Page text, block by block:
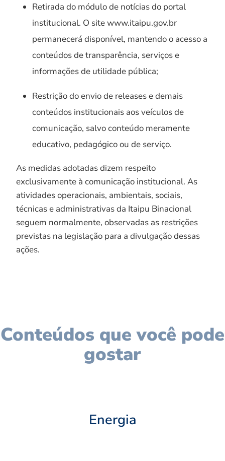
Retirada do módulo de notícias do portal
institucional. O site www.itaipu.gov.br
permanecerá disponível, mantendo o acesso a
conteúdos de transparência, serviços e
informações de utilidade pública;
Restrição do envio de releases e demais
conteúdos institucionais aos veículos de
comunicação, salvo conteúdo meramente
educativo, pedagógico ou de serviço.
As medidas adotadas dizem respeito
exclusivamente à comunicação institucional. As
atividades operacionais, ambientais, sociais,
técnicas e administrativas da Itaipu Binacional
seguem normalmente, observadas as restrições
previstas na legislação para a divulgação dessas
ações.
Conteúdos que você pode
gostar
Energia